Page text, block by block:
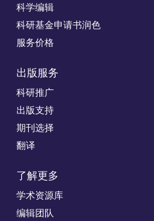
科学编辑
科研基金申请书润色
服务价格
出版服务
科研推广
出版支持
期刊选择
翻译
了解更多
学术资源库
编辑团队